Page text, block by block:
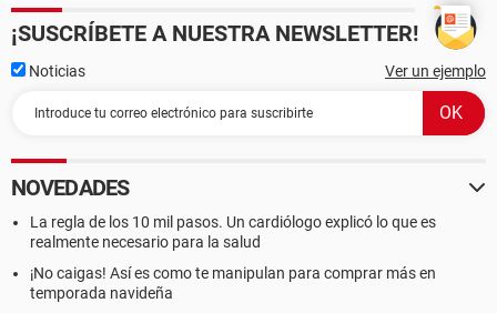
¡SUSCRÍBETE A NUESTRA NEWSLETTER!
Noticias Ver un ejemplo
NOVEDADES
La regla de los 10 mil pasos. Un cardiólogo explicó lo que es
realmente necesario para la salud
¡No caigas! Así es como te manipulan para comprar más en
temporada navideña